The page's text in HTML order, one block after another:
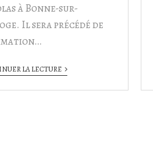
à Bonne-sur-
Il sera précédé de
LA LECTURE